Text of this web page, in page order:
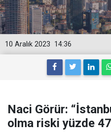
14:36
10 Aralık 2023
Naci Görür:
olma riski yüzde